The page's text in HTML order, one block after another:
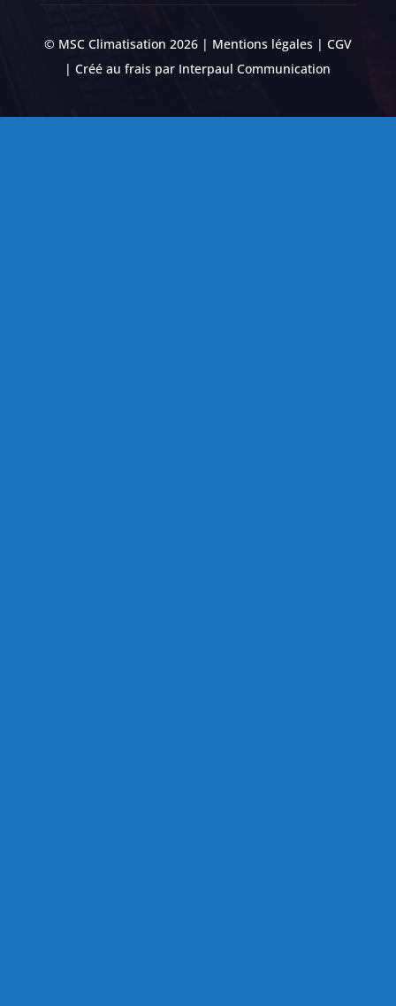
© MSC Climatisation 2026 | Mentions légales| CGV
| Créé au frais par Interpaul Communication